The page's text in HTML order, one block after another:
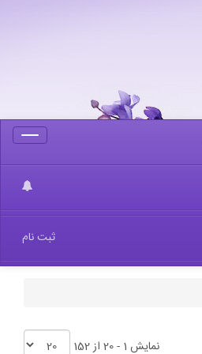
ثبت نام
نمایش 1 - 20 از 152